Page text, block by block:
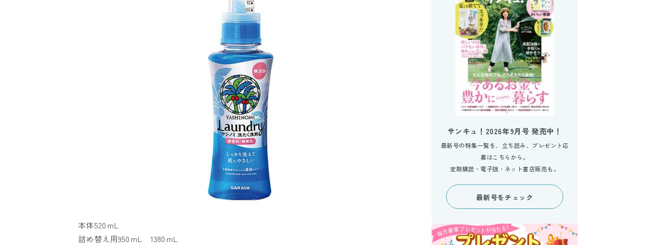
本体520ｍL
詰め替え用950ｍL 1380ｍL
サンキュ！2026年9月号 発売中！
最新号の特集一覧を、立ち読み、プレゼント応
募はこちらから。
定期購読・電子版・ネット書店販売も。
最新号をチェック